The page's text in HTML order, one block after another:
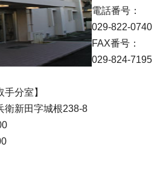
電話番号：
029-822-0740
FAX番号：
029-824-7195
手分室】
衛新田字城根238-8